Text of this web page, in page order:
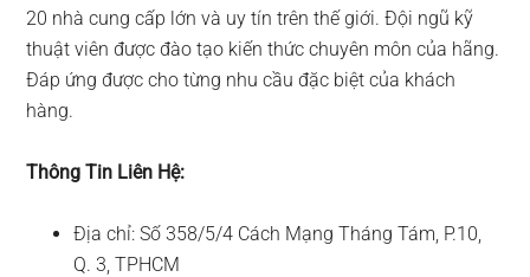
20 nhà cung cấp lớn và uy tín trên thế giới. Đội ngũ kỹ
thuật viên được đào tạo kiến thức chuyên môn của hãng.
Đáp ứng được cho từng nhu cầu đặc biệt của khách
hàng.
Thông Tin Liên Hệ:
Địa chỉ: Số 358/5/4 Cách Mạng Tháng Tám, P.10,
Q. 3, TPHCM